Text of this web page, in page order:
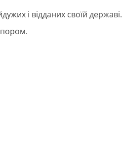
і відданих своїй державі.